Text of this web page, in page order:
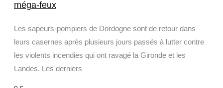
méga-feux
Les sapeurs-pompiers de Dordogne sont de retour dans
leurs casernes après plusieurs jours passés à lutter contre
les violents incendies qui ont ravagé la Gironde et les
Landes. Les derniers